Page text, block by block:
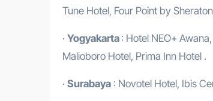
Tune Hotel, Four Point by
· Yogyakarta : Hotel NEO+
Malioboro Hotel, Prima Inn Hotel .
· Surabaya : Novotel Hotel, Ibis